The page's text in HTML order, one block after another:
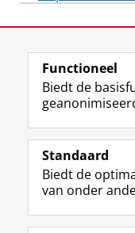
the Charter’s
in the European
Independence
Working Paper;
Morijn, J.(2020).
en
Justitie
View this page in:
Volg
Studiekiezers
Functioneel
Biedt de
Standaard
Biedt de
van onder